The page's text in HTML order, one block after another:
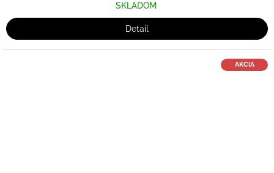
SKLADOM
Detail
AKCIA